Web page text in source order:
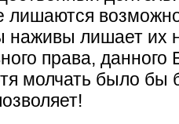
лишаются
наживы лишает их
права,
молчать было бы